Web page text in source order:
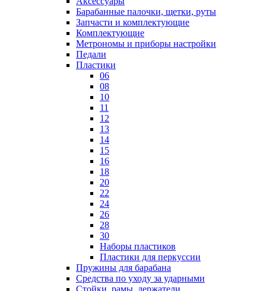
Барабанные палочки, щетки, руты
Запчасти и комплектующие
Комплектующие
Метрономы и приборы настройки
Педали
Пластики
06
08
10
11
12
13
14
15
16
18
20
22
24
26
28
30
Наборы пластиков
Пластики для перкуссии
Пружины для барабана
Средства по уходу за ударными
Стойки, рамы, держатели